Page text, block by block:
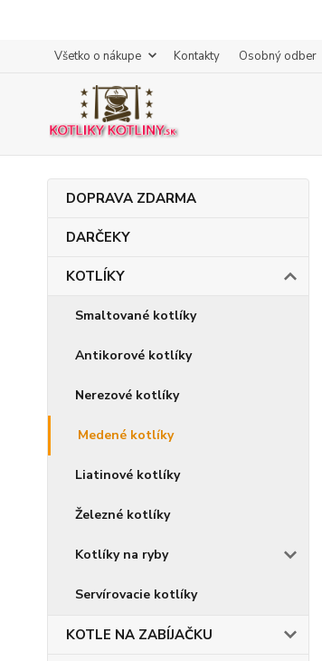
Všetko o nákupe Kontakty Osobný odber
DOPRAVA ZDARMA
DARČEKY
KOTLÍKY
Smaltované kotlíky
Antikorové kotlíky
Nerezové kotlíky
Medené kotlíky
Liatinové kotlíky
Železné kotlíky
Kotlíky na ryby
Servírovacie kotlíky
KOTLE NA ZABÍJAČKU